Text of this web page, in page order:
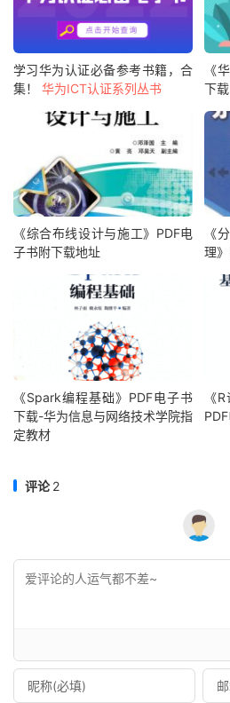
学习华为认证必备参考书籍，合
集！ 华为ICT认证系列丛书
《
下载
《综合布线设计与施工》PDF电
子书附下载地址
《
理
《Spark编程基础》PDF电子书
下载-华为信息与网络技术学院指
定教材
《
评论2